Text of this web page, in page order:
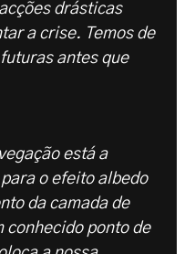
drásticas
a crise. Temos de
antes que
está a
o efeito albedo
da camada de
conhecido ponto de